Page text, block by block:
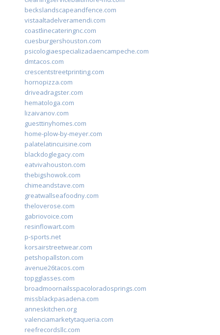
beckslandscapeandfence.com
vistaaltadelveramendi.com
coastlinecateringnc.com
cuesburgershouston.com
psicologiaespecializadaencampeche.com
dmtacos.com
crescentstreetprinting.com
hornopizza.com
driveadragster.com
hematologa.com
lizaivanov.com
guesttinyhomes.com
home-plow-by-meyer.com
palatelatincuisine.com
blackdoglegacy.com
eatvivahouston.com
thebigshowok.com
chimeandstave.com
greatwallseafoodny.com
theloverose.com
gabriovoice.com
resinflowart.com
p-sports.net
korsairstreetwear.com
petshopallston.com
avenue26tacos.com
topgglasses.com
broadmoornailsspacoloradosprings.com
missblackpasadena.com
anneskitchen.org
valenciamarketytaqueria.com
reefrecordsllc.com